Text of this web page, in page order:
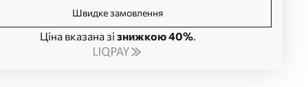
Швидке замовлення
Ціна вказана зі знижкою 40%.